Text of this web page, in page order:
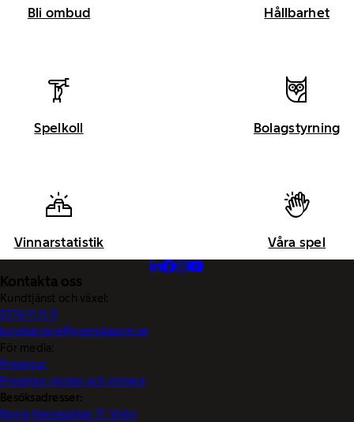
Bli ombud Hållbarhet
Spelkoll Bolagstyrning
Vinnarstatistik Våra spel
Kontakta oss
Kundtjänst och växel:
0770-11 11 11
kundservice@svenskaspel.se
För media:
Pressjour
Pressjour vinster och vinnare
Besöksadresser:
Norra Hansegatan 17, Visby